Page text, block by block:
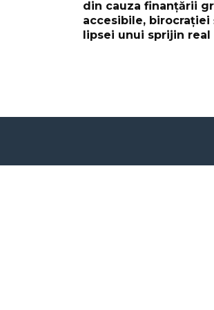
din cauza finanțării
accesibile, birocrației
lipsei unui sprijin real